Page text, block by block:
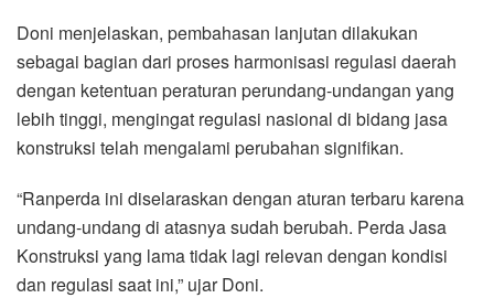
Doni menjelaskan, pembahasan lanjutan dilakukan
sebagai bagian dari proses harmonisasi regulasi daerah
dengan ketentuan peraturan perundang-undangan yang
lebih tinggi, mengingat regulasi nasional di bidang jasa
konstruksi telah mengalami perubahan signifikan.
“Ranperda ini diselaraskan dengan aturan terbaru karena
undang-undang di atasnya sudah berubah. Perda Jasa
Konstruksi yang lama tidak lagi relevan dengan kondisi
dan regulasi saat ini,” ujar Doni.